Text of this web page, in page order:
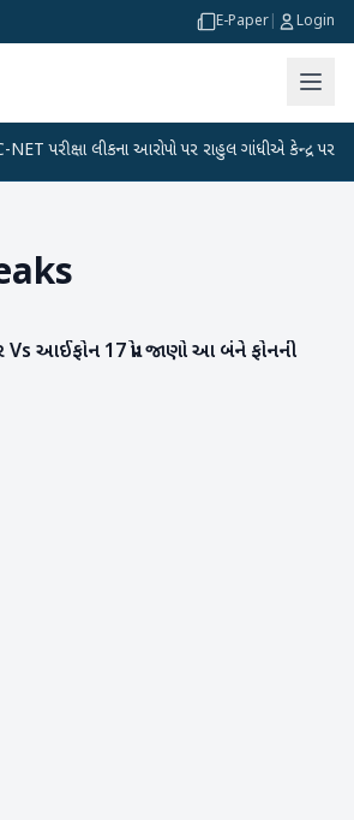
E-Paper Login
પરીક્ષા લીકના આરોપો પર રાહુલ ગાંધીએ કેન્દ્ર પર પ્રહાર
આઈફોન 17 પ્રો: જાણો આ બંને ફોનની